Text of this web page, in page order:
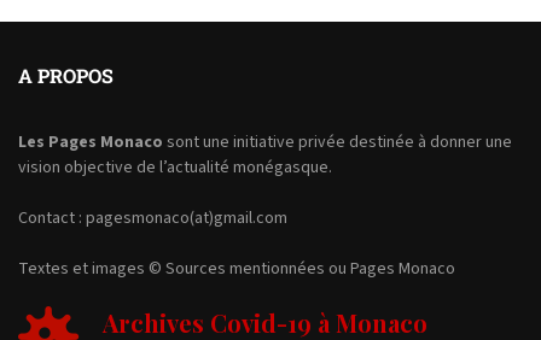
A PROPOS
Les Pages Monaco sont une initiative privée destinée à donner une
vision objective de l’actualité monégasque.
Contact : pagesmonaco(at)gmail.com
Textes et images © Sources mentionnées ou Pages Monaco
Archives Covid-19 à Monaco